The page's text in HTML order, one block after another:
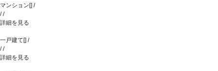
マンション [] /
//
詳細を見る
一戸建て [] /
//
詳細を見る